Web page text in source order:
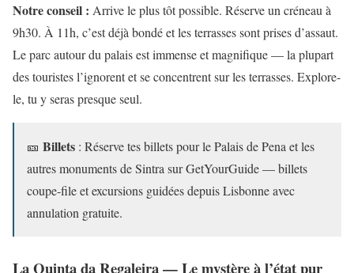
Notre conseil : Arrive le plus tôt possible. Réserve un créneau à
9h30. À 11h, c’est déjà bondé et les terrasses sont prises d’assaut.
Le parc autour du palais est immense et magnifique — la plupart
des touristes l’ignorent et se concentrent sur les terrasses. Explore-
le, tu y seras presque seul.
🎫 Billets : Réserve tes billets pour le Palais de Pena et les
autres monuments de Sintra sur GetYourGuide — billets
coupe-file et excursions guidées depuis Lisbonne avec
annulation gratuite.
La Quinta da Regaleira — Le mystère à l’état pur